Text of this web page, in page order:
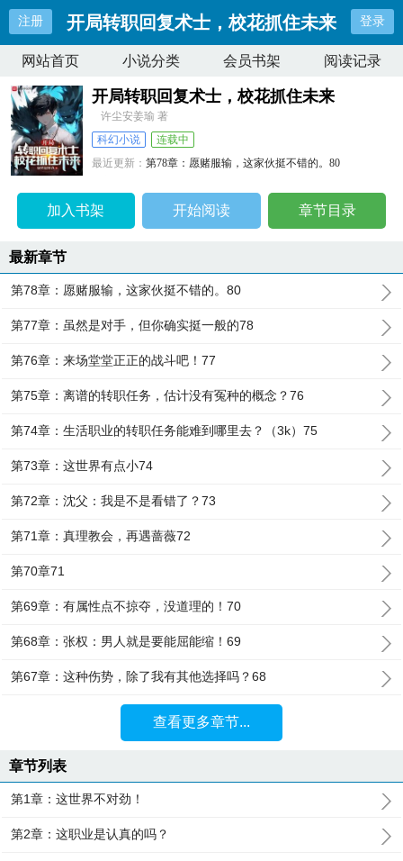
注册 开局转职回复术士，校花抓住未来 登录
网站首页 小说分类 会员书架 阅读记录
开局转职回复术士，校花抓住未来
许尘安姜瑜 著
科幻小说
连载中
最近更新：第78章：愿赌服输，这家伙挺不错的。80
加入书架 开始阅读 章节目录
最新章节
第78章：愿赌服输，这家伙挺不错的。80
第77章：虽然是对手，但你确实挺一般的78
第76章：来场堂堂正正的战斗吧！77
第75章：离谱的转职任务，估计没有冤种的概念？76
第74章：生活职业的转职任务能难到哪里去？（3k）75
第73章：这世界有点小74
第72章：沈父：我是不是看错了？73
第71章：真理教会，再遇蔷薇72
第70章71
第69章：有属性点不掠夺，没道理的！70
第68章：张权：男人就是要能屈能缩！69
第67章：这种伤势，除了我有其他选择吗？68
查看更多章节...
章节列表
第1章：这世界不对劲！
第2章：这职业是认真的吗？